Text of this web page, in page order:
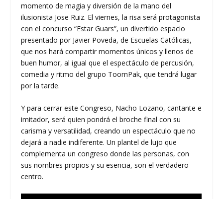
momento de magia y diversión de la mano del
ilusionista Jose Ruiz. El viernes, la risa será protagonista
con el concurso “Estar Guars”, un divertido espacio
presentado por Javier Poveda, de Escuelas Católicas,
que nos hará compartir momentos únicos y llenos de
buen humor, al igual que el espectáculo de percusión,
comedia y ritmo del grupo ToomPak, que tendrá lugar
por la tarde.
Y para cerrar este Congreso, Nacho Lozano, cantante e
imitador, será quien pondrá el broche final con su
carisma y versatilidad, creando un espectáculo que no
dejará a nadie indiferente. Un plantel de lujo que
complementa un congreso donde las personas, con
sus nombres propios y su esencia, son el verdadero
centro.